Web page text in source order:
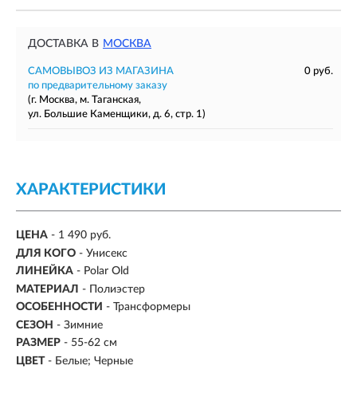
ДОСТАВКА В МОСКВА
САМОВЫВОЗ ИЗ МАГАЗИНА
0 руб.
по предварительному заказу
(г. Москва, м. Таганская,
ул. Большие Каменщики, д. 6, стр. 1)
ХАРАКТЕРИСТИКИ
ЦЕНА - 1 490 руб.
ДЛЯ КОГО - Унисекс
ЛИНЕЙКА - Polar Old
МАТЕРИАЛ - Полиэстер
ОСОБЕННОСТИ - Трансформеры
СЕЗОН - Зимние
РАЗМЕР - 55-62 см
ЦВЕТ - Белые; Черные